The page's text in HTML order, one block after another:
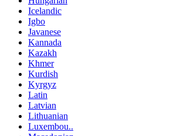
Icelandic
Igbo
Javanese
Kannada
Kazakh
Khmer
Kurdish
Kyrgyz
Latin
Latvian
Lithuanian
Luxembou..